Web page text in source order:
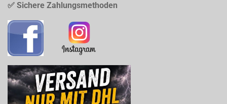
✅ Sichere Zahlungsmethoden